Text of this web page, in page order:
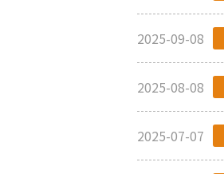
2025-09-08
2025-08-08
2025-07-07